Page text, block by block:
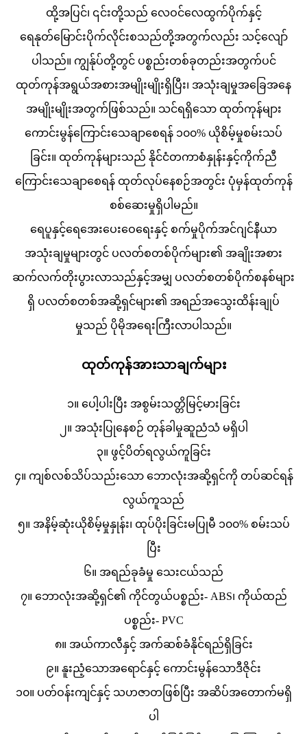
ထို့အပြင်၊ ၎င်းတို့သည် လေဝင်လေထွက်ပိုက်နှင့်
ရေနုတ်မြောင်းပိုက်လိုင်းစသည်တို့အတွက်လည်း သင့်လျော်
ပါသည်။ ကျွန်ုပ်တို့တွင် ပစ္စည်းတစ်ခုတည်းအတွက်ပင်
ထုတ်ကုန်အရွယ်အစားအမျိုးမျိုးရှိပြီး၊ အသုံးချမှုအခြေအနေ
အမျိုးမျိုးအတွက်ဖြစ်သည်။ သင်ရရှိသော ထုတ်ကုန်များ
ကောင်းမွန်ကြောင်းသေချာစေရန် ၁၀၀% ယိုစိမ့်မှုစမ်းသပ်
ခြင်း။ ထုတ်ကုန်များသည် နိုင်ငံတကာစံနှုန်းနှင့်ကိုက်ညီ
ကြောင်းသေချာစေရန် ထုတ်လုပ်နေစဉ်အတွင်း ပုံမှန်ထုတ်ကုန်
စစ်ဆေးမှုရှိပါမည်။
ရေပူနှင့်ရေအေးပေးဝေရေးနှင့် စက်မှုပိုက်အင်ဂျင်နီယာ
အသုံးချမှုများတွင် ပလတ်စတစ်ပိုက်များ၏ အချိုးအစား
ဆက်လက်တိုးပွားလာသည်နှင့်အမျှ ပလတ်စတစ်ပိုက်စနစ်များ
ရှိ ပလတ်စတစ်အဆို့ရှင်များ၏ အရည်အသွေးထိန်းချုပ်
မှုသည် ပိုမိုအရေးကြီးလာပါသည်။
ထုတ်ကုန်အားသာချက်များ
၁။ ပေါ့ပါးပြီး အစွမ်းသတ္တိမြင့်မားခြင်း
၂။ အသုံးပြုနေစဉ် တုန်ခါမှုဆူညံသံ မရှိပါ
၃။ ဖွင့်ပိတ်ရလွယ်ကူခြင်း
၄။ ကျစ်လစ်သိပ်သည်းသော ဘောလုံးအဆို့ရှင်ကို တပ်ဆင်ရန်
လွယ်ကူသည်
၅။ အနိမ့်ဆုံးယိုစိမ့်မှုနှုန်း၊ ထုပ်ပိုးခြင်းမပြုမီ ၁၀၀% စမ်းသပ်
ပြီး
၆။ အရည်ခုခံမှု သေးငယ်သည်
၇။ ဘောလုံးအဆို့ရှင်၏ ကိုင်တွယ်ပစ္စည်း- ABS၊ ကိုယ်ထည်
ပစ္စည်း- PVC
၈။ အယ်ကာလီနှင့် အက်ဆစ်ခံနိုင်ရည်ရှိခြင်း
၉။ နူးညံ့သောအရောင်နှင့် ကောင်းမွန်သောဒီဇိုင်း
၁၀။ ပတ်ဝန်းကျင်နှင့် သဟဇာတဖြစ်ပြီး အဆိပ်အတောက်မရှိ
ပါ